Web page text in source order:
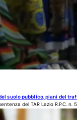
suolo pubblico, piani del
del TAR Lazio R.P.C.